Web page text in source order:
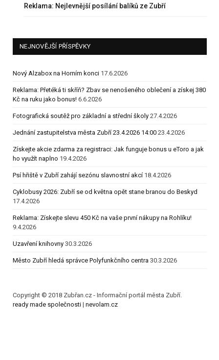
Reklama: Nejlevnější posílání balíků ze Zubří
NEJNOVĚJŠÍ PŘÍSPĚVKY
Nový Alzabox na Horním konci 17.6.2026
Reklama: Přetéká ti skříň? Zbav se nenošeného oblečení a získej 380
Kč na ruku jako bonus! 6.6.2026
Fotografická soutěž pro základní a střední školy 27.4.2026
Jednání zastupitelstva města Zubří 23.4.2026 14:00 23.4.2026
Získejte akcie zdarma za registraci: Jak funguje bonus u eToro a jak
ho využít naplno 19.4.2026
Psí hřiště v Zubří zahájí sezónu slavnostní akcí 18.4.2026
Cyklobusy 2026: Zubří se od května opět stane branou do Beskyd
17.4.2026
Reklama: Získejte slevu 450 Kč na vaše první nákupy na Rohlíku!
9.4.2026
Uzavření knihovny 30.3.2026
Město Zubří hledá správce Polyfunkčního centra 30.3.2026
Copyright © 2018 Zubřan.cz - Informační portál města Zubří.
ready made společnosti | nevolam.cz